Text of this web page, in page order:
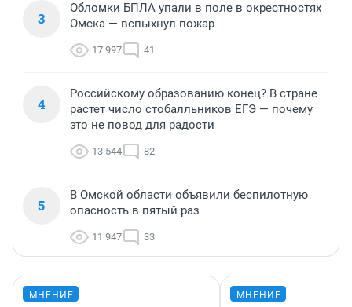
3
Обломки БПЛА упали в поле в окрестностях
Омска — вспыхнул пожар
17 997 41
4
Российскому образованию конец? В стране
растет число стобалльников ЕГЭ — почему
это не повод для радости
13 544 82
5
В Омской области объявили беспилотную
опасность в пятый раз
11 947 33
МНЕНИЕ МНЕНИЕ